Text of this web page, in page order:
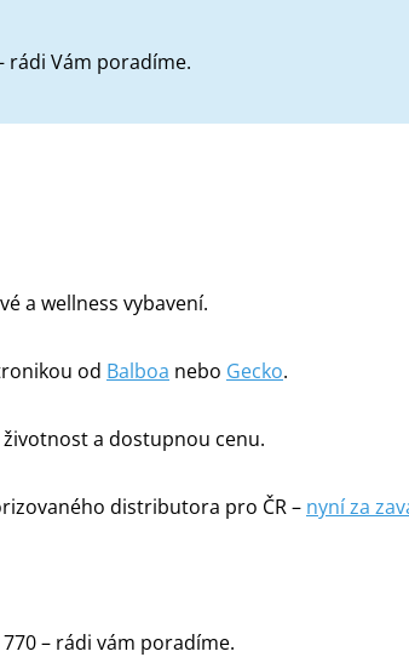
rádi Vám poradíme.
a wellness vybavení.
od Balboa nebo Gecko.
a dostupnou cenu.
distributora pro ČR – nyní za
– rádi vám poradíme.